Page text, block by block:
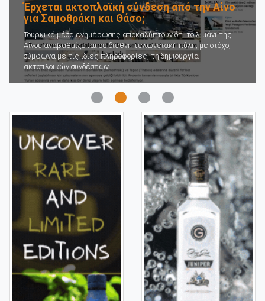
Έρχεται ακτοπλοϊκή σύνδεση από την Αίνο
για Σαμοθράκη και Θάσο;
Τουρκικά μέσα ενημέρωσης αποκαλύπτουν ότι το λιμάνι της
Αίνου αναβαθμίζεται σε διεθνή τελωνειακή πύλη, με στόχο,
σύμφωνα με τις ίδιες πληροφορίες, τη δημιουργία
ακτοπλοϊκών συνδέσεων...